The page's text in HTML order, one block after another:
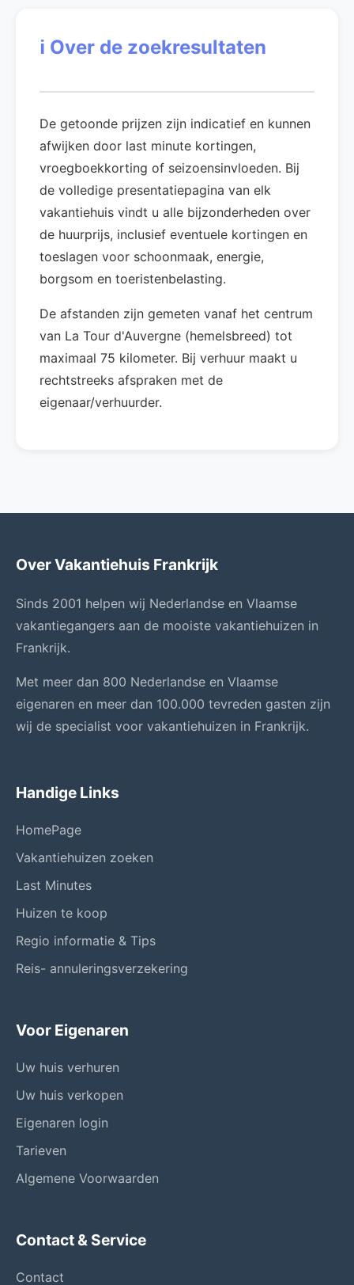
ℹ️ Over de zoekresultaten
De getoonde prijzen zijn indicatief en kunnen
afwijken door last minute kortingen,
vroegboekkorting of seizoensinvloeden. Bij
de volledige presentatiepagina van elk
vakantiehuis vindt u alle bijzonderheden over
de huurprijs, inclusief eventuele kortingen en
toeslagen voor schoonmaak, energie,
borgsom en toeristenbelasting.
De afstanden zijn gemeten vanaf het centrum
van La Tour d'Auvergne (hemelsbreed) tot
maximaal 75 kilometer. Bij verhuur maakt u
rechtstreeks afspraken met de
eigenaar/verhuurder.
Over Vakantiehuis Frankrijk
Sinds 2001 helpen wij Nederlandse en Vlaamse
vakantiegangers aan de mooiste vakantiehuizen in
Frankrijk.
Met meer dan 800 Nederlandse en Vlaamse
eigenaren en meer dan 100.000 tevreden gasten zijn
wij de specialist voor vakantiehuizen in Frankrijk.
Handige Links
HomePage
Vakantiehuizen zoeken
Last Minutes
Huizen te koop
Regio informatie & Tips
Reis- annuleringsverzekering
Voor Eigenaren
Uw huis verhuren
Uw huis verkopen
Eigenaren login
Tarieven
Algemene Voorwaarden
Contact & Service
Contact